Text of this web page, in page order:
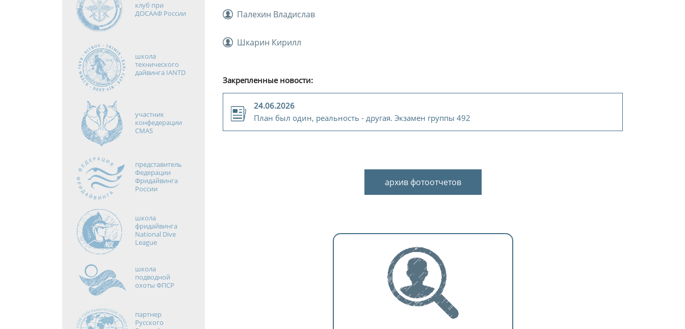
клуб при
ДОСААФ России
школа
технического
дайвинга IANTD
участник
конфедерации
CMAS
представитель
Федерации
Фридайвинга
России
школа
фридайвинга
National Dive
League
школа
подводной
охоты ФПСР
партнер
Русского
Палехин Владислав
Шкарин Кирилл
Закрепленные новости:
24.06.2026
План был один, реальность - другая. Экзамен группы 492
архив фотоотчетов